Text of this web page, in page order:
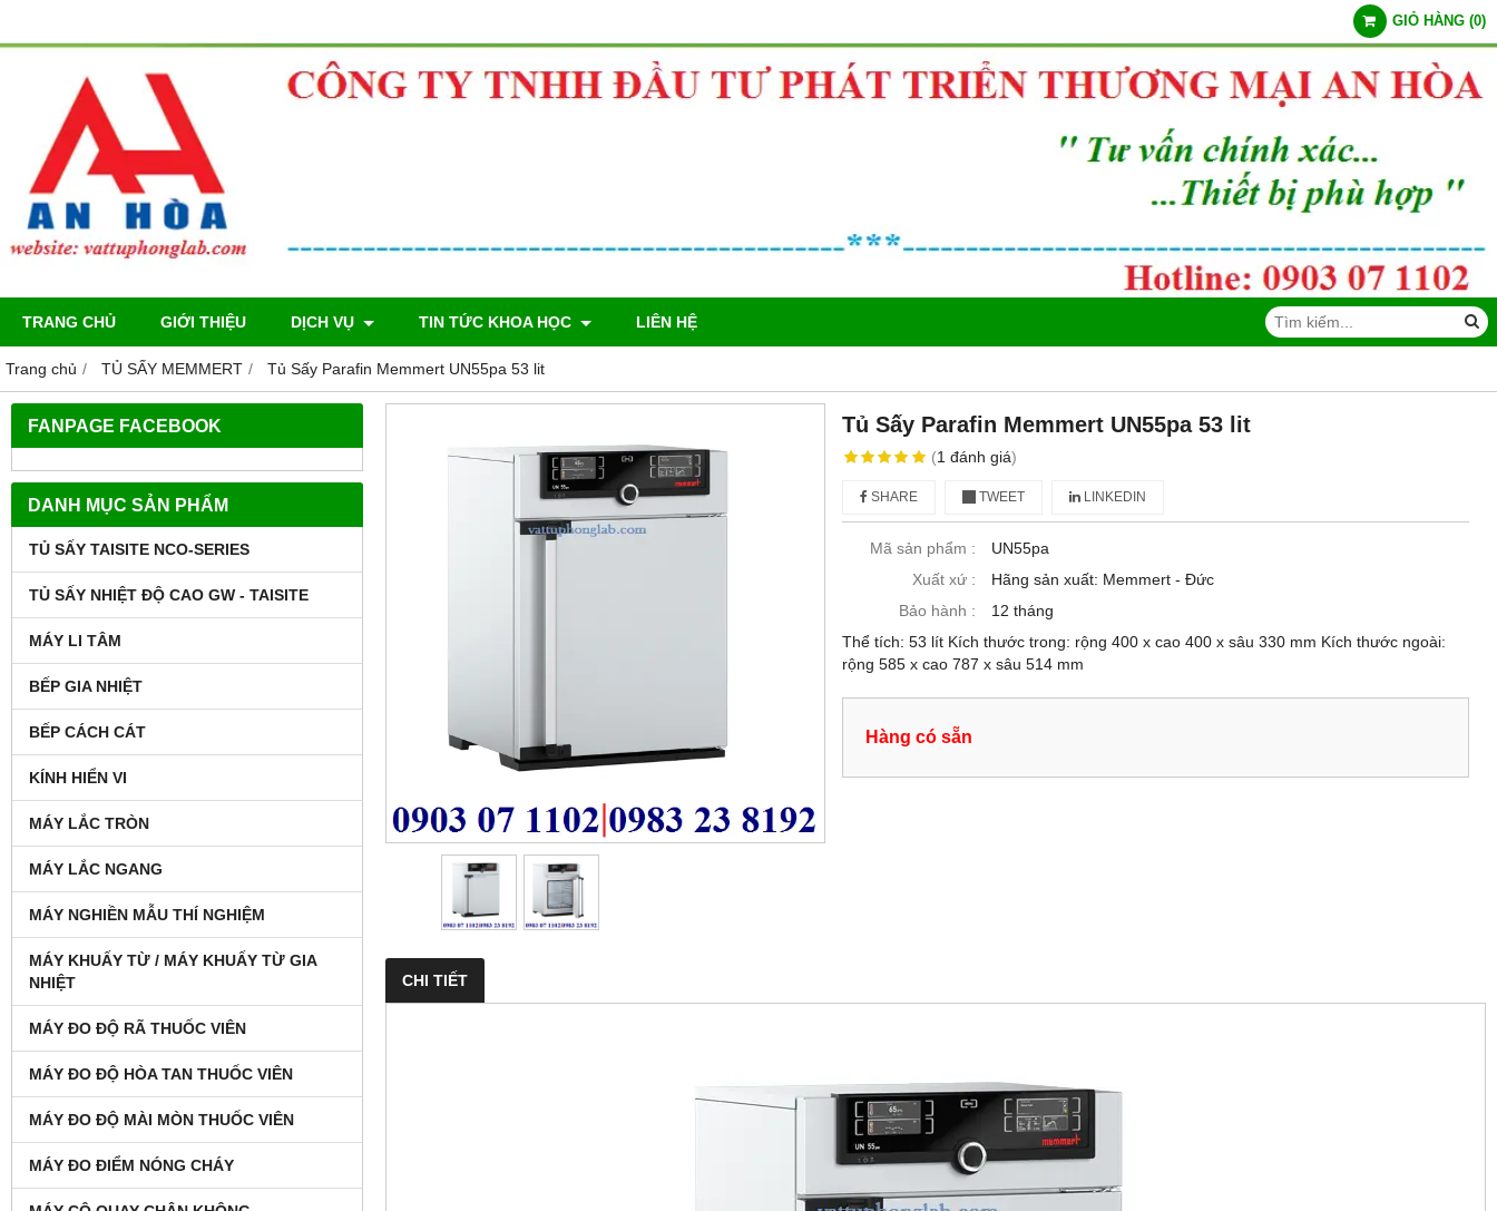
GIỎ HÀNG (0)
TRANG CHỦ GIỚI THIỆU DỊCH VỤ TIN TỨC KHOA HỌC LIÊN HỆ
Trang chủ TỦ SẤY MEMMERT Tủ Sấy Parafin Memmert UN55pa 53 lit
FANPAGE FACEBOOK
DANH MỤC SẢN PHẨM
TỦ SẤY TAISITE NCO-SERIES
TỦ SẤY NHIỆT ĐỘ CAO GW - TAISITE
MÁY LI TÂM
BẾP GIA NHIỆT
BẾP CÁCH CÁT
KÍNH HIỂN VI
MÁY LẮC TRÒN
MÁY LẮC NGANG
MÁY NGHIỀN MẪU THÍ NGHIỆM
MÁY KHUẤY TỪ / MÁY KHUẤY TỪ GIA
NHIỆT
MÁY ĐO ĐỘ RÃ THUỐC VIÊN
MÁY ĐO ĐỘ HÒA TAN THUỐC VIÊN
MÁY ĐO ĐỘ MÀI MÒN THUỐC VIÊN
MÁY ĐO ĐIỂM NÓNG CHÁY
Tủ Sấy Parafin Memmert UN55pa 53 lit
(1đánh giá)
SHARE TWEET LINKEDIN
Mã sản phẩm :
UN55pa
Xuất xứ :
Hãng sản xuất: Memmert - Đức
Bảo hành :
12 tháng
Thể tích: 53 lít Kích thước trong: rộng 400 x cao 400 x sâu 330 mm Kích thước ngoài:
rộng 585 x cao 787 x sâu 514 mm
Hàng có sẵn
CHI TIẾT